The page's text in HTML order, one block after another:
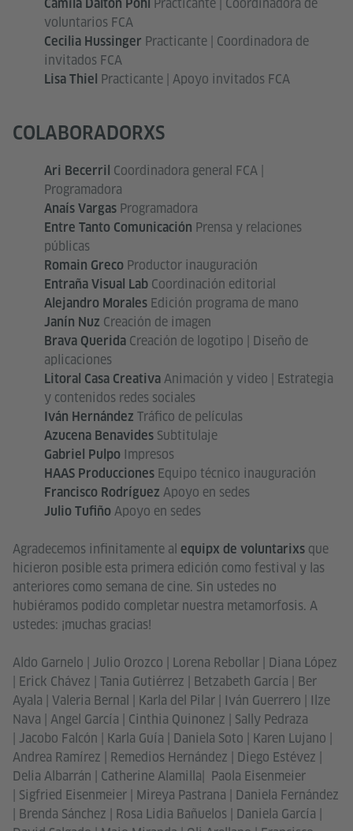
Camila Dalton Pohl Practicante | Coordinadora de
voluntarios FCA
Cecilia Hussinger Practicante | Coordinadora de
invitados FCA
Lisa Thiel Practicante | Apoyo invitados FCA
COLABORADORXS
Ari Becerril Coordinadora general FCA |
Programadora
Anaís Vargas Programadora
Entre Tanto Comunicación Prensa y relaciones
públicas
Romain Greco Productor inauguración
Entraña Visual Lab Coordinación editorial
Alejandro Morales Edición programa de mano
Janín Nuz Creación de imagen
Brava Querida Creación de logotipo | Diseño de
aplicaciones
Litoral Casa Creativa Animación y video | Estrategia
y contenidos redes sociales
Iván Hernández Tráfico de películas
Azucena Benavides Subtitulaje
Gabriel Pulpo Impresos
HAAS Producciones Equipo técnico inauguración
Francisco Rodríguez Apoyo en sedes
Julio Tufiño Apoyo en sedes
Agradecemos infinitamente al equipx de voluntarixs que
hicieron posible esta primera edición como festival y las
anteriores como semana de cine. Sin ustedes no
hubiéramos podido completar nuestra metamorfosis. A
ustedes: ¡muchas gracias!
Aldo Garnelo | Julio Orozco | Lorena Rebollar | Diana López
| Erick Chávez | Tania Gutiérrez | Betzabeth García | Ber
Ayala | Valeria Bernal | Karla del Pilar | Iván Guerrero | Ilze
Nava | Angel García | Cinthia Quinonez | Sally Pedraza
| Jacobo Falcón | Karla Guía | Daniela Soto | Karen Lujano |
Andrea Ramírez | Remedios Hernández | Diego Estévez |
Delia Albarrán | Catherine Alamilla| Paola Eisenmeier
| Sigfried Eisenmeier | Mireya Pastrana | Daniela Fernández
| Brenda Sánchez | Rosa Lidia Bañuelos | Daniela García |